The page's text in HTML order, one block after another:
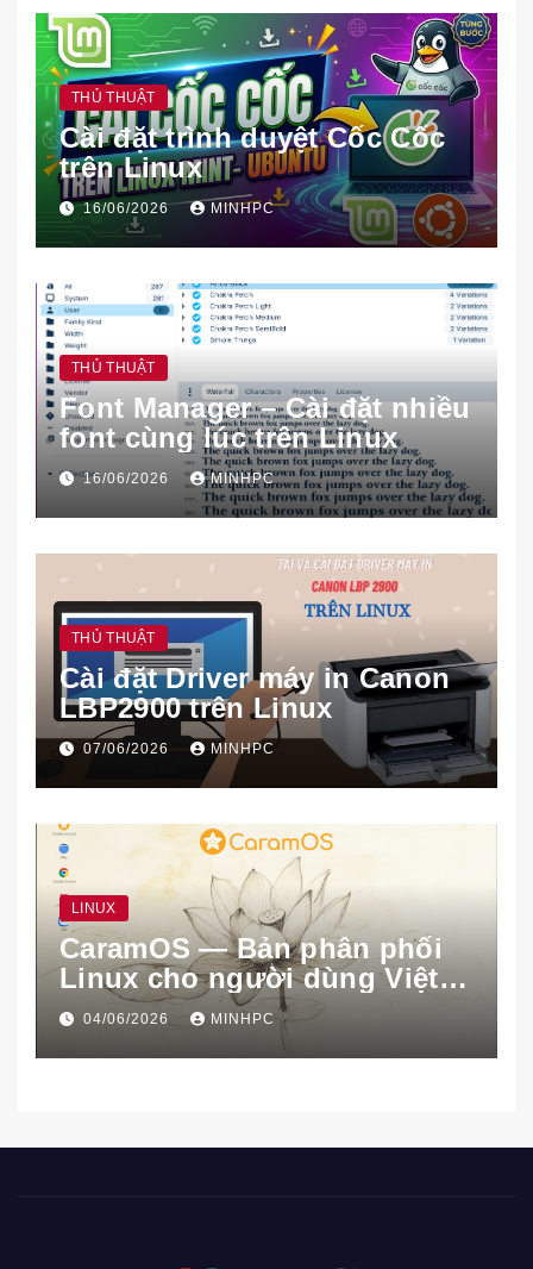
THỦ THUẬT
Cài đặt trình duyệt Cốc Cốc
trên Linux
16/06/2026 MINHPC
THỦ THUẬT
Font Manager – Cài đặt nhiều
font cùng lúc trên Linux
16/06/2026 MINHPC
THỦ THUẬT
Cài đặt Driver máy in Canon
LBP2900 trên Linux
07/06/2026 MINHPC
LINUX
CaramOS — Bản phân phối
Linux cho người dùng Việt
Nam
04/06/2026 MINHPC